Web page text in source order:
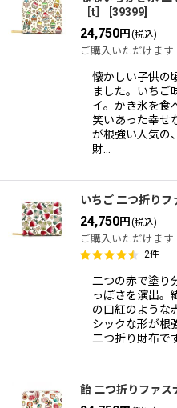
［t］
39399
24,750円 (税込)
ご購入いただけます
懐かしい子供の
ました。いちご
イ。かき氷を食
笑いあった幸せ
が根強い人気の
財…
いちご 二つ折りフ
24,750円 (税込)
ご購入いただけます
2件
二つの赤で塗り
っぽさを演出。
の口紅のような
シックな形が根
二つ折り財布で
飴 二つ折りファス